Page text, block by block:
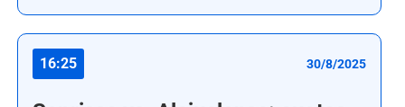
16:25 30/8/2025